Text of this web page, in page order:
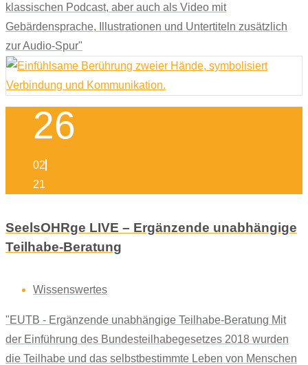
klassischen Podcast, aber auch als Video mit
Gebärdensprache, Illustrationen und Untertiteln zusätzlich
zur Audio-Spur"
26
02
21
SeelsOHRge LIVE – Ergänzende unabhängige
Teilhabe-Beratung
Wissenswertes
"EUTB - Ergänzende unabhängige Teilhabe-Beratung Mit
der Einführung des Bundesteilhabegesetzes 2018 wurden
die Teilhabe und das selbstbestimmte Leben von Menschen